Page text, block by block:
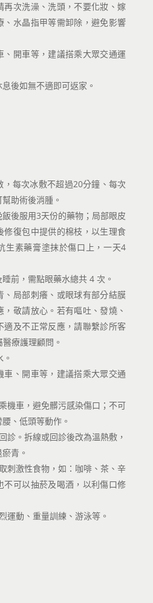
再次洗澡、洗頭，不要化妝、嫁
、水晶指甲等需卸除，避免影響
、開車等，建議搭乘大眾交通運
後如無不適即可返家。
每次冰敷不超過20分鐘、每次
助術後消腫。
後服用3天份的藥物；局部眼皮
修復包中提供的棉枝，以生理食
生素藥膏塗抹於傷口上，一天4
前，需點眼藥水總共 4 次。
、局部刺癢、或眼球有部分結膜
敬請放心。若有嘔吐、發燒、
適及不正常反應，請聯繫診所客
療護理顧問。
車、開車等，建議搭乘大眾交通
機車，避免髒污感染傷口；不可
、低頭等動作。
診。拆線或回診後改為溫熱敷，
青。
刺激性食物，如：咖啡、茶、辛
不可以抽菸及喝酒，以利傷口修
運動、重量訓練、游泳等。